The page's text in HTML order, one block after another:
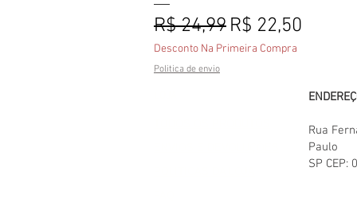
Preço normal
R$ 24,99 Preço
R$ 22,50
Desconto Na Primeira Compra
Politica de envio
Rua
Paulo
SP CEP: